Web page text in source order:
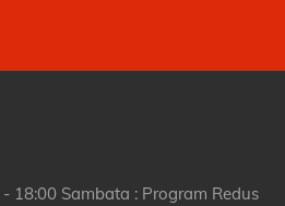
18:00 Sambata : Program Redus